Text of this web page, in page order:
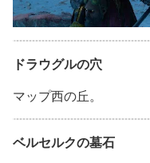
ドラウグルの穴
マップ西の丘。
ベルセルクの墓石